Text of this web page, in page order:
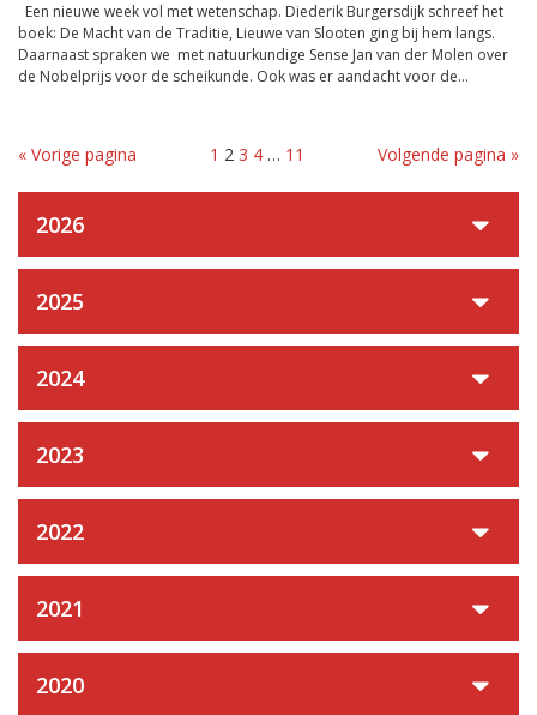
Een nieuwe week vol met wetenschap. Diederik Burgersdijk schreef het
boek: De Macht van de Traditie, Lieuwe van Slooten ging bij hem langs.
Daarnaast spraken we met natuurkundige Sense Jan van der Molen over
de Nobelprijs voor de scheikunde. Ook was er aandacht voor de...
« Vorige pagina 1 2 3 4 … 11 Volgende pagina »
2026
2025
2024
2023
2022
2021
2020